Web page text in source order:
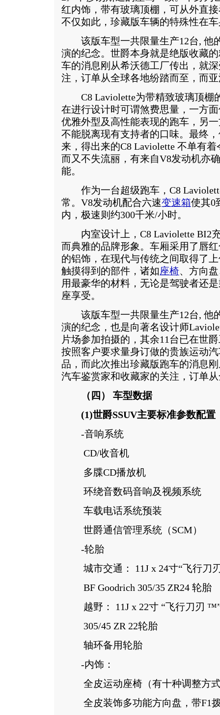
红内饰，带有玻璃顶棚，可从外直
不仅如此，珍藏版车辆的特殊性在
该版车型一共限量生产12台, 他
演的纪念。世爵本身就是绝版收藏
车的消息刚从希沃德工厂传出，就
注，订单从全球各地纷踏而至，而
C8 Laviolette为带精致玻璃顶棚
在进行设计时可谓煞费思量，一方
优雅外型及高性能表现的跑车，另
不能脱离现有支持者的口味。最终
来，得出来的C8 Laviolette 不单有
而又不失流丽，有来自V8发动机亦
能。
作为一台超级跑车，C8
常。V8发动机配合六速变速箱使其0
内，极速则约300千米/小时。
内室设计上，C8 Laviolette BI2
而典雅的品牌形象。车厢采用了唇
的铝饰，在现代与传统之间取得了
触摸得到的部件，诸如座椅、方向
用最豪华的材料，无论是驾驶者还
座享受。
该版车型一共限量生产12台, 他
演的纪念，也是向著名设计师
片场参加拍摄的，其余11台已在世
按照客户要求量身订做的贵族运动
品，而此次推出珍藏版跑车的消息
汽车鉴赏家和收藏家的关注，订单
（四） 车型数据
(1)世爵SSUV主要标准参数配置
-音响系统
CD/收音机
多牒CD播放机
环绕音数码音响及视频系统
车载电话系统预装
世爵通信管理系统（SCM）
-轮胎
城市交通： 11J x 24寸“飞行刀
BF Goodrich 305/35 ZR24 轮胎
越野： 11J x 22寸 “飞行刀刃
305/45 ZR 22轮胎
轴环备用轮胎
-内饰：
全皮运动座椅（有十种调整方式
全皮装饰多功能方向盘，带F1拨